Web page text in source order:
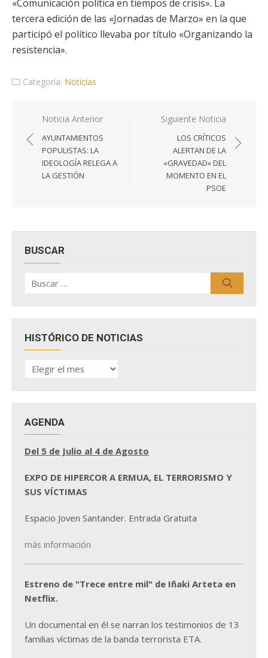
«Comunicación política en tiempos de crisis». La
tercera edición de las «Jornadas de Marzo» en la que
participó el político llevaba por título «Organizando la
resistencia».
Categoría: Noticias
Navegación
de
entradas
Noticia Anterior
AYUNTAMIENTOS
POPULISTAS: LA
IDEOLOGÍA RELEGA A
LA GESTIÓN
Siguiente Noticia
LOS CRÍTICOS
ALERTAN DE LA
«GRAVEDAD» DEL
MOMENTO EN EL
PSOE
BUSCAR
por:
HISTÓRICO DE NOTICIAS
HISTÓRICO
DE
AGENDA
Del 5 de Julio al 4 de Agosto
EXPO DE HIPERCOR A ERMUA, EL TERRORISMO Y
SUS VÍCTIMAS
Espacio Joven Santander. Entrada Gratuita
más información
Estreno de "Trece entre mil" de Iñaki Arteta en
Netflix.
Un documental en él se narran los testimonios de 13
familias víctimas de la banda terrorista ETA.